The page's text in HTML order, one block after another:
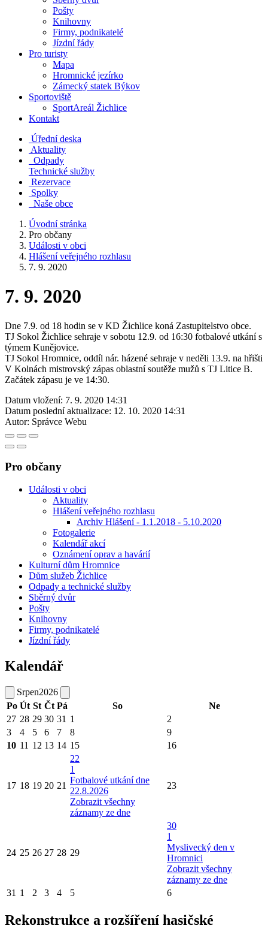
Pošty
Knihovny
Firmy, podnikatelé
Jízdní řády
Pro turisty
Mapa
Hromnické jezírko
Zámecký statek Býkov
Sportoviště
SportAreál Žichlice
Kontakt
Úřední deska
Aktuality
Odpady
Technické služby
Rezervace
Spolky
Naše obce
Úvodní stránka
Pro občany
Události v obci
Hlášení veřejného rozhlasu
7. 9. 2020
7. 9. 2020
Dne 7.9. od 18 hodin se v KD Žichlice koná Zastupitelstvo obce.
TJ Sokol Žichlice sehraje v sobotu 12.9. od 16:30 fotbalové utkání s
týmem Kunějovice.
TJ Sokol Hromnice, oddíl nár. házené sehraje v neděli 13.9. na hřišti
V Kolnách mistrovský zápas oblastní soutěže mužů s TJ Litice B.
Začátek zápasu je ve 14:30.
Datum vložení: 7. 9. 2020 14:31
Datum poslední aktualizace: 12. 10. 2020 14:31
Autor: Správce Webu
Pro občany
Události v obci
Aktuality
Hlášení veřejného rozhlasu
Archiv Hlášení - 1.1.2018 - 5.10.2020
Fotogalerie
Kalendář akcí
Oznámení oprav a havárií
Kulturní dům Hromnice
Dům služeb Žichlice
Odpady a technické služby
Sběrný dvůr
Pošty
Knihovny
Firmy, podnikatelé
Jízdní řády
Kalendář
Srpen2026
Po Út St Čt Pá So
Ne
27 28 29 30 31 1
2
3
4 5 6 7 8
9
10 11 12 13 14 15 16
17 18 19 20 21
22
1
Fotbalové utkání dne
22.8.2026
Zobrazit všechny
záznamy ze dne
23
24 25 26 27 28 29
30
1
Myslivecký den v
Hromnici
Zobrazit všechny
záznamy ze dne
31 1 2 3 4 5 6
Rekonstrukce a rozšíření hasičské